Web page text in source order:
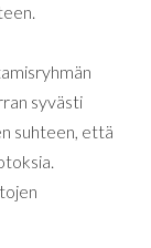
syvästi
suhteen, että